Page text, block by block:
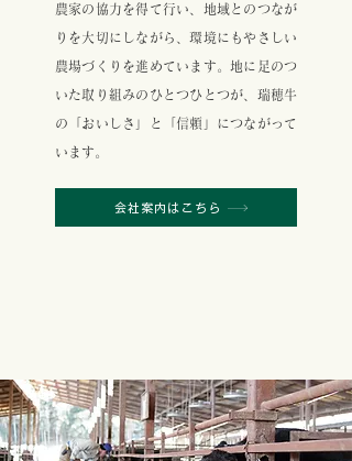
農家の協力を得て行い、地域とのつなが
りを大切にしながら、環境にもやさしい
農場づくりを進めています。地に足のつ
いた取り組みのひとつひとつが、瑞穂牛
の「おいしさ」と「信頼」につながって
います。
会社案内はこちら